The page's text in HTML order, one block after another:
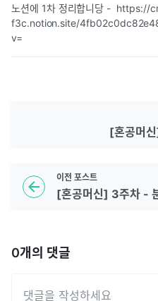
노션에 1차 정리합니당 -  https://
f3c.notion.site/
v=
이전 포스트
[혼공머신] 3주차 -
[혼공머
0개의 댓글